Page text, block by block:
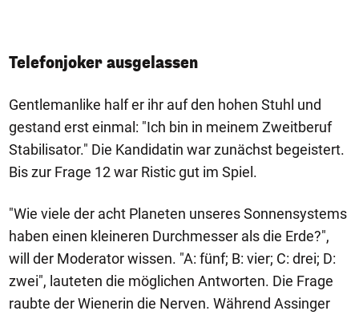
Telefonjoker ausgelassen
Gentlemanlike half er ihr auf den hohen Stuhl und
gestand erst einmal: "Ich bin in meinem Zweitberuf
Stabilisator." Die Kandidatin war zunächst begeistert.
Bis zur Frage 12 war Ristic gut im Spiel.
"Wie viele der acht Planeten unseres Sonnensystems
haben einen kleineren Durchmesser als die Erde?",
will der Moderator wissen. "A: fünf; B: vier; C: drei; D:
zwei", lauteten die möglichen Antworten. Die Frage
raubte der Wienerin die Nerven. Während Assinger